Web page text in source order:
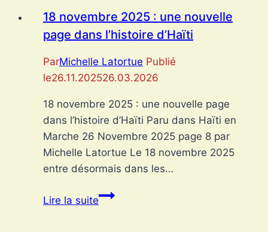
18 novembre 2025 : une nouvelle
page dans l’histoire d’Haïti
ParMichelle Latortue Publié
le26.11.202526.03.2026
18 novembre 2025 : une nouvelle page
dans l’histoire d’Haïti Paru dans Haïti en
Marche 26 Novembre 2025 page 8 par
Michelle Latortue Le 18 novembre 2025
entre désormais dans les…
Lire la suite18